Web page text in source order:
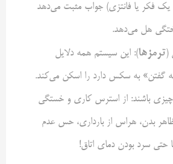
فکر یا فانتزی) جواب مثبت می‌دهد
هل می‌دهد.
(ترمزها): این سیستم همه دلایل
گفتن» به سکس دارد را اسکن می‌کند.
چیزی باشند: از استرس کاری و خستگی
ظاهر بدن، هراس از بارداری، حس عدم
حتی سرد بودن دمای اتاق!